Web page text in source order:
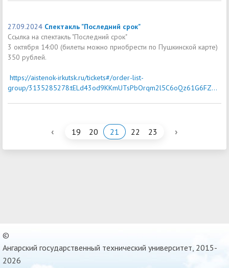
27.09.2024 Cпектакль "Последний срок"
Ссылка на спектакль "Последний срок"
3 октября 14:00 (билеты можно приобрести по Пушкинской карте)
350 рублей.
https://aistenok-irkutsk.ru/tickets#/order-list-
group/3135285278:tELd43od9KKmUTsPbOrqm2l5C6oQz61G6FZ...
‹ 19 20 21 22 23 ›
©
Ангарский государственный технический университет, 2015-
2026